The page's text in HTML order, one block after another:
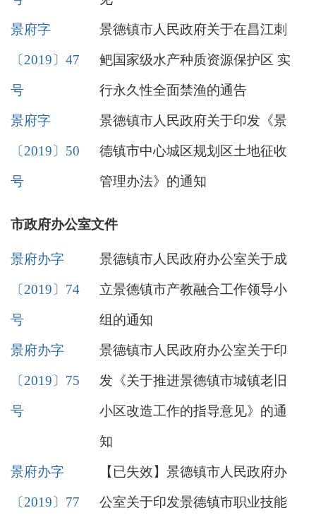
景府字
〔2019〕47
号
景德镇市人民政府关于在昌江刺
鲃国家级水产种质资源保护区 实
行永久性全面禁渔的通告
景府字
〔2019〕50
号
景德镇市人民政府关于印发《景
德镇市中心城区规划区土地征收
管理办法》的通知
市政府办公室文件
景府办字
〔2019〕74
号
景德镇市人民政府办公室关于成
立景德镇市产教融合工作领导小
组的通知
景府办字
〔2019〕75
号
景德镇市人民政府办公室关于印
发《关于推进景德镇市城镇老旧
小区改造工作的指导意见》的通
知
景府办字
〔2019〕77
【已失效】景德镇市人民政府办
公室关于印发景德镇市职业技能